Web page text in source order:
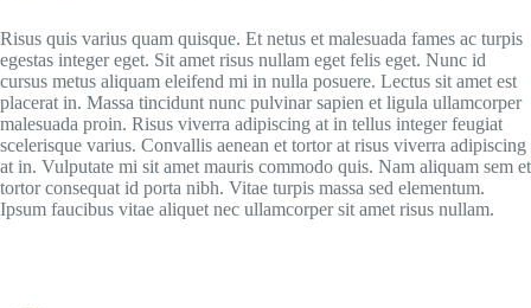
Risus quis varius quam quisque. Et netus et malesuada fames ac turpis
egestas integer eget. Sit amet risus nullam eget felis eget. Nunc id
cursus metus aliquam eleifend mi in nulla posuere. Lectus sit amet est
placerat in. Massa tincidunt nunc pulvinar sapien et ligula ullamcorper
malesuada proin. Risus viverra adipiscing at in tellus integer feugiat
scelerisque varius. Convallis aenean et tortor at risus viverra adipiscing
at in. Vulputate mi sit amet mauris commodo quis. Nam aliquam sem et
tortor consequat id porta nibh. Vitae turpis massa sed elementum.
Ipsum faucibus vitae aliquet nec ullamcorper sit amet risus nullam.